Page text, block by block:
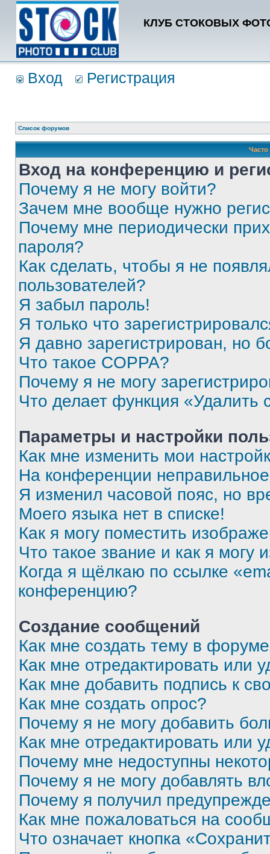
КЛУБ СТОКОВЫХ
Вход Регистрация
Список форумов
Вход на конференцию и
Почему я не могу войти?
Зачем мне вообще нужно
Почему мне периодически
пароля?
Как сделать, чтобы я не
пользователей?
Я забыл пароль!
Я только что
Я давно зарегистрирован, но
Что такое COPPA?
Почему я не могу
Что делает функция «Удалить
Параметры и настройки
Как мне изменить мои
На конференции
Я изменил часовой пояс, но
Моего языка нет в списке!
Как я могу поместить
Что такое звание и как я могу
Когда я щёлкаю по ссылке
конференцию?
Создание сообщений
Как мне создать тему в
Как мне отредактировать или
Как мне добавить подпись к
Как мне создать опрос?
Почему я не могу добавить
Как мне отредактировать или
Почему мне недоступны
Почему я не могу добавлять
Почему я получил
Как мне пожаловаться на
Что означает кнопка